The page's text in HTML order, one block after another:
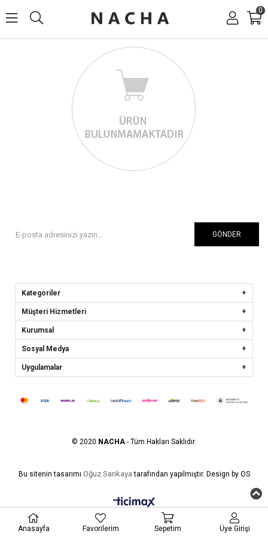
0
GÖNDER
Kategoriler
Müşteri Hizmetleri
Kurumsal
Sosyal Medya
Uygulamalar
© 2020 NACHA - Tüm Hakları Saklıdır.
Bu sitenin tasarımı Oğuz Sarıkaya tarafından yapılmıştır. Design by OS
Anasayfa Favorilerim Sepetim Üye Girişi